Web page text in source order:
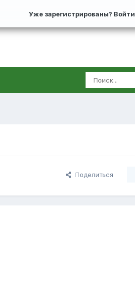
Уже зарегистрированы? Войти
Поделиться